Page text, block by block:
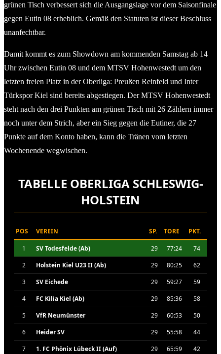
grünen Tisch verbessert sich die Ausgangslage vor dem Saisonfinale
gegen Eutin 08 erheblich. Gemäß den Statuten ist dieser Beschluss
unanfechtbar.
Damit kommt es zum Showdown am kommenden Samstag ab 14
Uhr zwischen Eutin 08 und dem MTSV Hohenwestedt um den
letzten freien Platz in der Oberliga: Preußen Reinfeld und Inter
Türkspor Kiel sind bereits abgestiegen. Der MTSV Hohenwestedt
steht nach den drei Punkten am grünen Tisch mit 26 Zählern immer
noch unter dem Strich, aber ein Sieg gegen die Eutiner, die 27
Punkte auf dem Konto haben, kann die Tränen vom letzten
Wochenende wegwischen.
TABELLE OBERLIGA SCHLESWIG-
HOLSTEIN
POS VEREIN SP. TORE PKT.
1 SV Todesfelde (Ab) 29 77:24
74
2
Holstein Kiel U23 II (Ab) 29 80:25
62
3
SV Eichede 29 59:27
59
4
FC Kilia Kiel (Ab) 29 85:36
58
5
VfR Neumünster 29 60:53
50
6
Heider SV 29 55:58
44
7
1. FC Phönix Lübeck II (Auf) 29 65:59
42